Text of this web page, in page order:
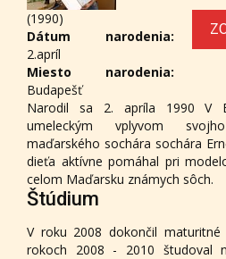
(1990)
Dátum narodenia:
2.apríl
Miesto narodenia:
Budapešť
Narodil sa 2. apríla 1990 V
umeleckým vplyvom
maďarského sochára sochára
dieťa aktívne pomáhal pri
celom Maďarsku známych sôch.
Štúdium
V roku 2008 dokončil
rokoch 2008 - 2010 študoval